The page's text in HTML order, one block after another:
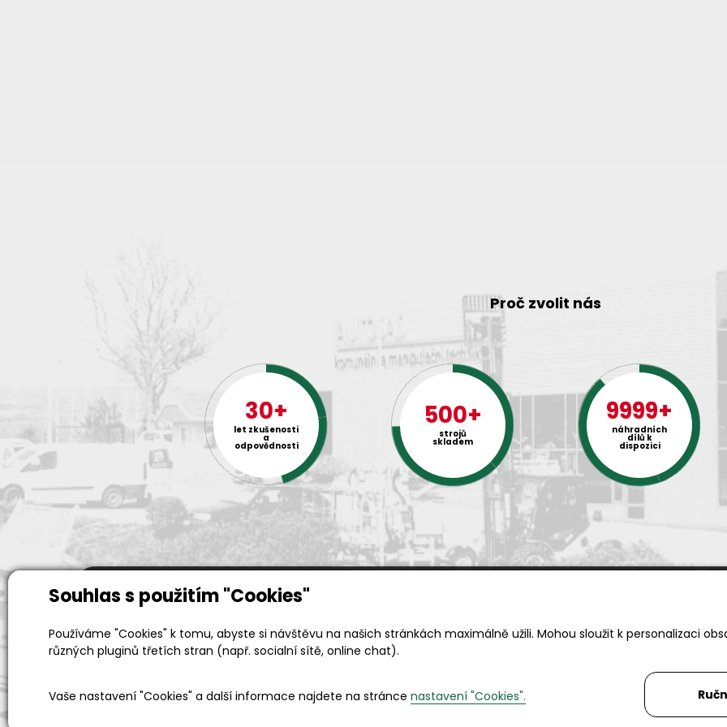
Souhlas s použitím "Cookies"
Používáme "Cookies" k tomu, abyste si návštěvu na našich stránkách maximálně užili. Mohou sloužit k personalizaci
různých pluginů třetích stran (např. socialní sítě, online chat).
Vaše nastavení "Cookies" a další informace najdete na stránce nastavení "Cookies".
Proč zvolit nás
30+
let zkušenosti
a
odpovědnosti
500+
strojů
skladem
9999+
náhradních
dílů k
dispozici
Po-Pá 06:00 - 15:00h Telefon:+420 494 590 100